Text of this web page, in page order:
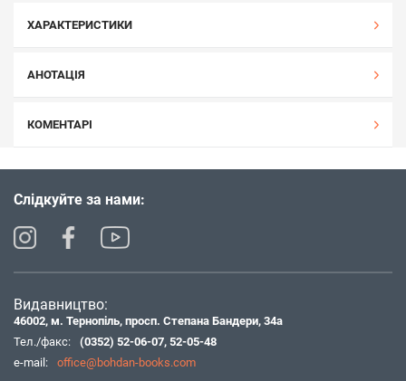
ХАРАКТЕРИСТИКИ
АНОТАЦІЯ
КОМЕНТАРІ
Слідкуйте за нами:
Видавництво:
46002, м. Тернопіль, просп. Степана Бандери, 34а
Тел./факс:
(0352) 52-06-07, 52-05-48
e-mail:
office@bohdan-books.com